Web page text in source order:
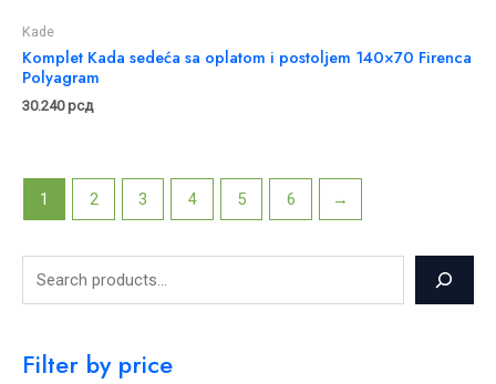
Filter by price
Kade
Komplet Kada sedeća sa oplatom i postoljem 140×70 Firenca
Polyagram
30.240рсд
1 2 3 4 5 6 →